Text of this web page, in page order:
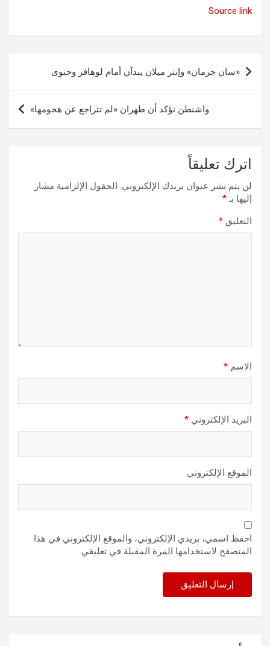
Source link
تصفّح
المقالات
«سان جرمان» وإنتر ميلان يبدآن أمام لوهافر وجنوى
واشنطن تؤكد أن طهران «لم تتراجع عن هجومها»
اترك تعليقاً
لن يتم نشر عنوان بريدك الإلكتروني. الحقول الإلزامية مشار
إليها بـ*
التعليق *
الاسم *
البريد الإلكتروني *
الموقع الإلكتروني
احفظ اسمي، بريدي الإلكتروني، والموقع الإلكتروني في هذا
المتصفح لاستخدامها المرة المقبلة في تعليقي.